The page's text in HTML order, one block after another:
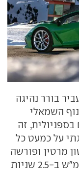
בורר נהיגה
השמאלי
בספניולית, זה
על כמעט כל
מרטין ופורשה
להציע. גם זינוק מעמידה ל-100 קמ"ש ב-2.5 שניות